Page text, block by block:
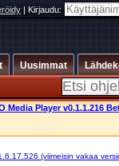
|Kirjaudu:
Uusimmat
Media Player v0.1.1.216
(viimeisin vakaa